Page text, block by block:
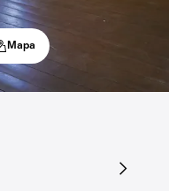
Mapa